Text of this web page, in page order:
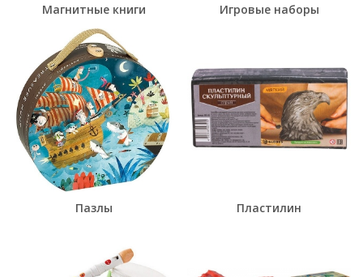
Магнитные книги Игровые наборы
Пазлы Пластилин